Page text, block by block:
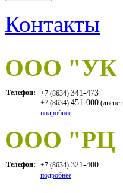
Контакты
OOO "УК
Телефон: +7 (8634) 341-473
+7 (8634) 451-000
подробнее
ООО "РЦ
Телефон: +7 (8634) 321-400
подробнее